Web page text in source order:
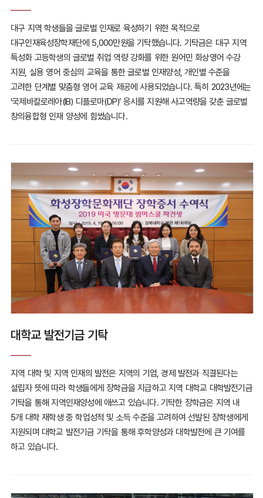
대구 지역 학생들을 글로벌 인재로 육성하기 위한 목적으로
대구인재육성장학재단에 5,000만원을 기탁했습니다. 기탁금은 대구 지역
특성화 고등학생의 글로벌 취업 역량 강화를 위한 원어민 화상영어 수강
지원, 실용 영어 중심의 교육을 통한 글로벌 인재양성,개인별 수준을
고려한 단계별 맞춤형 영어 교육 제공에 사용되었습니다. 특히 2023년에는
‘국제바칼로레아(IB) 디플로마(DP)’ 응시를 지원해 사고역량을 갖춘글로벌
창의융합형 인재 양성에 힘썼습니다.
대학교 발전기금 기탁
지역 대학 및 지역 인재의 발전은 지역의 기업, 경제 발전과 직결된다는
설립자 뜻에 따라학생들에게 장학금을 지급하고 지역 대학교 대학발전기금
기탁을 통해 지역인재양성에 애쓰고 있습니다. 기탁한 장학금은 지역 내
5개 대학 재학생 중 학업성적 및 소득 수준을 고려하여 선발된 장학생에게
지원되며 대학교 발전기금 기탁을 통해 후학양성과 대학발전에 큰 기여를
하고 있습니다.